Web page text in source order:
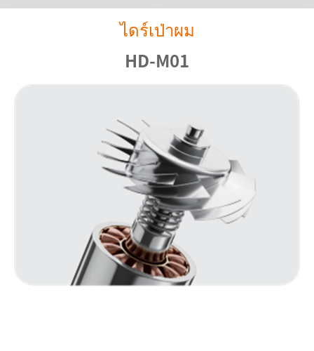
ไดร์เป่าผม
HD-M01